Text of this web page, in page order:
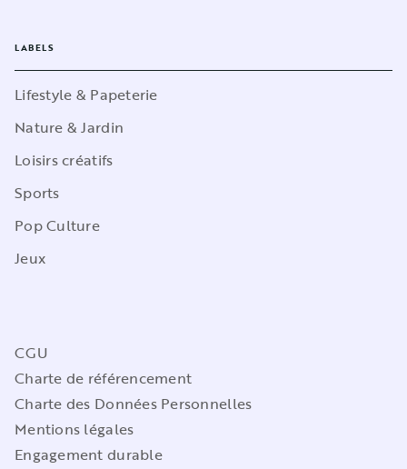
LABELS
Lifestyle & Papeterie
Nature & Jardin
Loisirs créatifs
Sports
Pop Culture
Jeux
CGU
Charte de référencement
Charte des Données Personnelles
Mentions légales
Engagement durable